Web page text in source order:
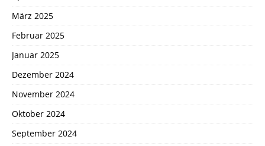
März 2025
Februar 2025
Januar 2025
Dezember 2024
November 2024
Oktober 2024
September 2024